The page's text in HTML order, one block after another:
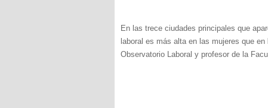
En las trece ciudades principales que
laboral es más alta en las mujeres que
Observatorio Laboral y profesor de la